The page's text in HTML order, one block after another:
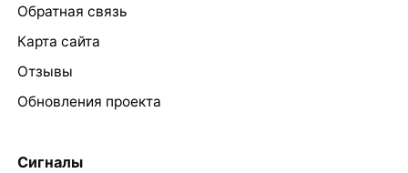
Обратная связь
Карта сайта
Отзывы
Обновления проекта
Сигналы